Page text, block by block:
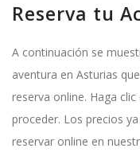
Reserva tu
A continuación se
aventura en Asturias
reserva online. Haga
proceder. Los precios
reservar online en